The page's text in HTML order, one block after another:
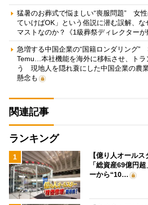
猛暑のお葬式で悩ましい“喪服問題” 女
ていけばOK」という俗説に潜む誤解、
マストなのか？《1級葬祭ディレクターが
急増する中国企業の“国籍ロンダリング”
Temu…本社機能を海外に移転させ、トラ
う 現地人を隠れ蓑にした中国企業の農
懸念も
関連記事
ランキング
1
【億り人オールス
「総資産69億円
ーから“10…